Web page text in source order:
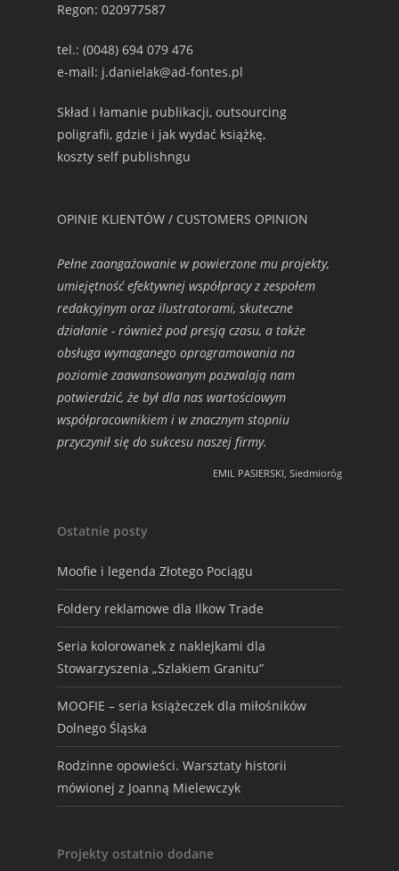
Regon: 020977587
tel.: (0048) 694 079 476
e-mail: j.danielak@ad-fontes.pl
Skład i łamanie publikacji, outsourcing
poligrafii, gdzie i jak wydać książkę,
koszty self publishngu
OPINIE KLIENTÓW / CUSTOMERS OPINION
Pełne zaangażowanie w powierzone mu projekty,
umiejętność efektywnej współpracy z zespołem
redakcyjnym oraz ilustratorami, skuteczne
działanie - również pod presją czasu, a także
obsługa wymaganego oprogramowania na
poziomie zaawansowanym pozwalają nam
potwierdzić, że był dla nas wartościowym
współpracownikiem i w znacznym stopniu
przyczynił się do sukcesu naszej firmy.
EMIL PASIERSKI, Siedmioróg
Ostatnie posty
Moofie i legenda Złotego Pociągu
Foldery reklamowe dla Ilkow Trade
Seria kolorowanek z naklejkami dla
Stowarzyszenia „Szlakiem Granitu”
MOOFIE – seria książeczek dla miłośników
Dolnego Śląska
Rodzinne opowieści. Warsztaty historii
mówionej z Joanną Mielewczyk
Projekty ostatnio dodane